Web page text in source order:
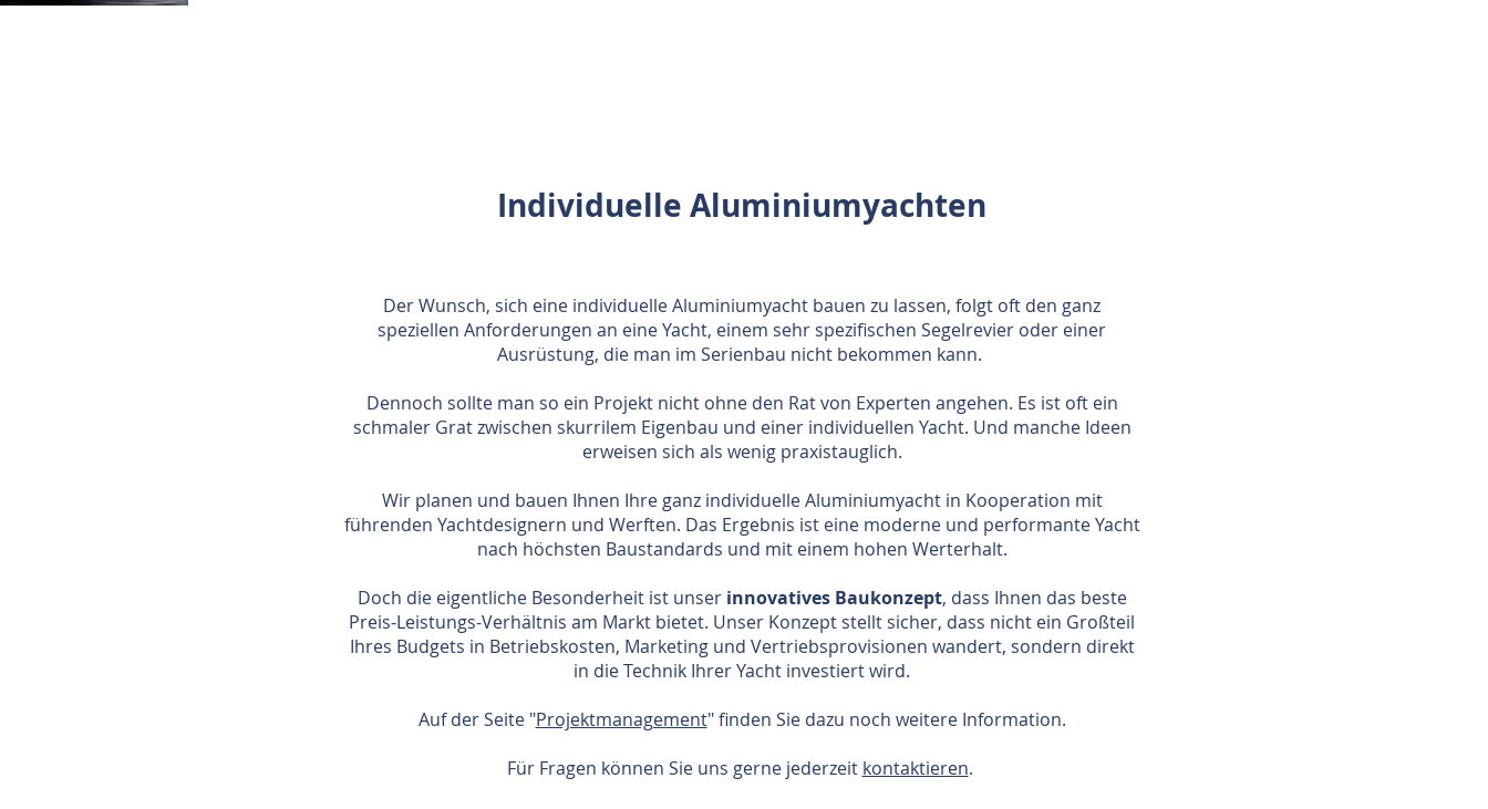
Individuelle Aluminiumyachten
Der Wunsch, sich eine individuelle Aluminiumyacht bauen zu lassen, folgt oft den ganz
speziellen Anforderungen an eine Yacht, einem sehr spezifischen Segelrevier oder einer
Ausrüstung, die man im Serienbau nicht bekommen kann.
Dennoch sollte man so ein Projekt nicht ohne den Rat von Experten angehen. Es ist oft ein
schmaler Grat zwischen skurrilem Eigenbau und einer individuellen Yacht. Und manche Ideen
erweisen sich als wenig praxistauglich.
Wir planen und bauen Ihnen Ihre ganz individuelle Aluminiumyacht in Kooperation mit
führenden Yachtdesignern und Werften. Das Ergebnis ist eine moderne und performante Yacht
nach höchsten Baustandards und mit einem hohen Werterhalt.
Doch die eigentliche Besonderheit ist unser innovatives Baukonzept, dass Ihnen das beste
Preis-Leistungs-Verhältnis am Markt bietet. Unser Konzept stellt sicher, dass nicht ein Großteil
Ihres Budgets in Betriebskosten, Marketing und Vertriebsprovisionen wandert, sondern direkt
in die Technik Ihrer Yacht investiert wird.
Auf der Seite "Projektmanagement" finden Sie dazu noch weitere Information.
Für Fragen können Sie uns gerne jederzeit kontaktieren.